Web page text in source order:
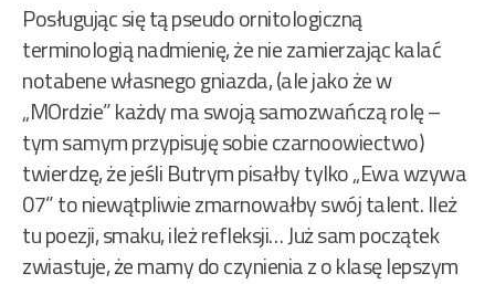
Posługując się tą pseudo ornitologiczną
terminologią nadmienię, że nie zamierzając kalać
notabene własnego gniazda, (ale jako że w
„MOrdzie” każdy ma swoją samozwańczą rolę –
tym samym przypisuję sobie czarnoowiectwo)
twierdzę, że jeśli Butrym pisałby tylko „Ewa wzywa
07” to niewątpliwie zmarnowałby swój talent. Ileż
tu poezji, smaku, ileż refleksji… Już sam początek
zwiastuje, że mamy do czynienia z o klasę lepszym